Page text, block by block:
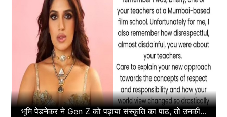
भूमि पेडनेकर ने Gen Z को पढ़ाया संस्कृति का पाठ, तो उनकी...